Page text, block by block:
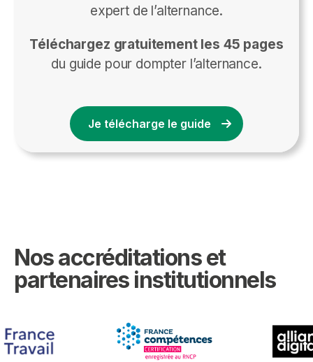
expert de l’alternance.
Téléchargez gratuitement les 45 pages
du guide pour dompter l’alternance.
Je télécharge le guide
Nos accréditations et
partenaires institutionnels